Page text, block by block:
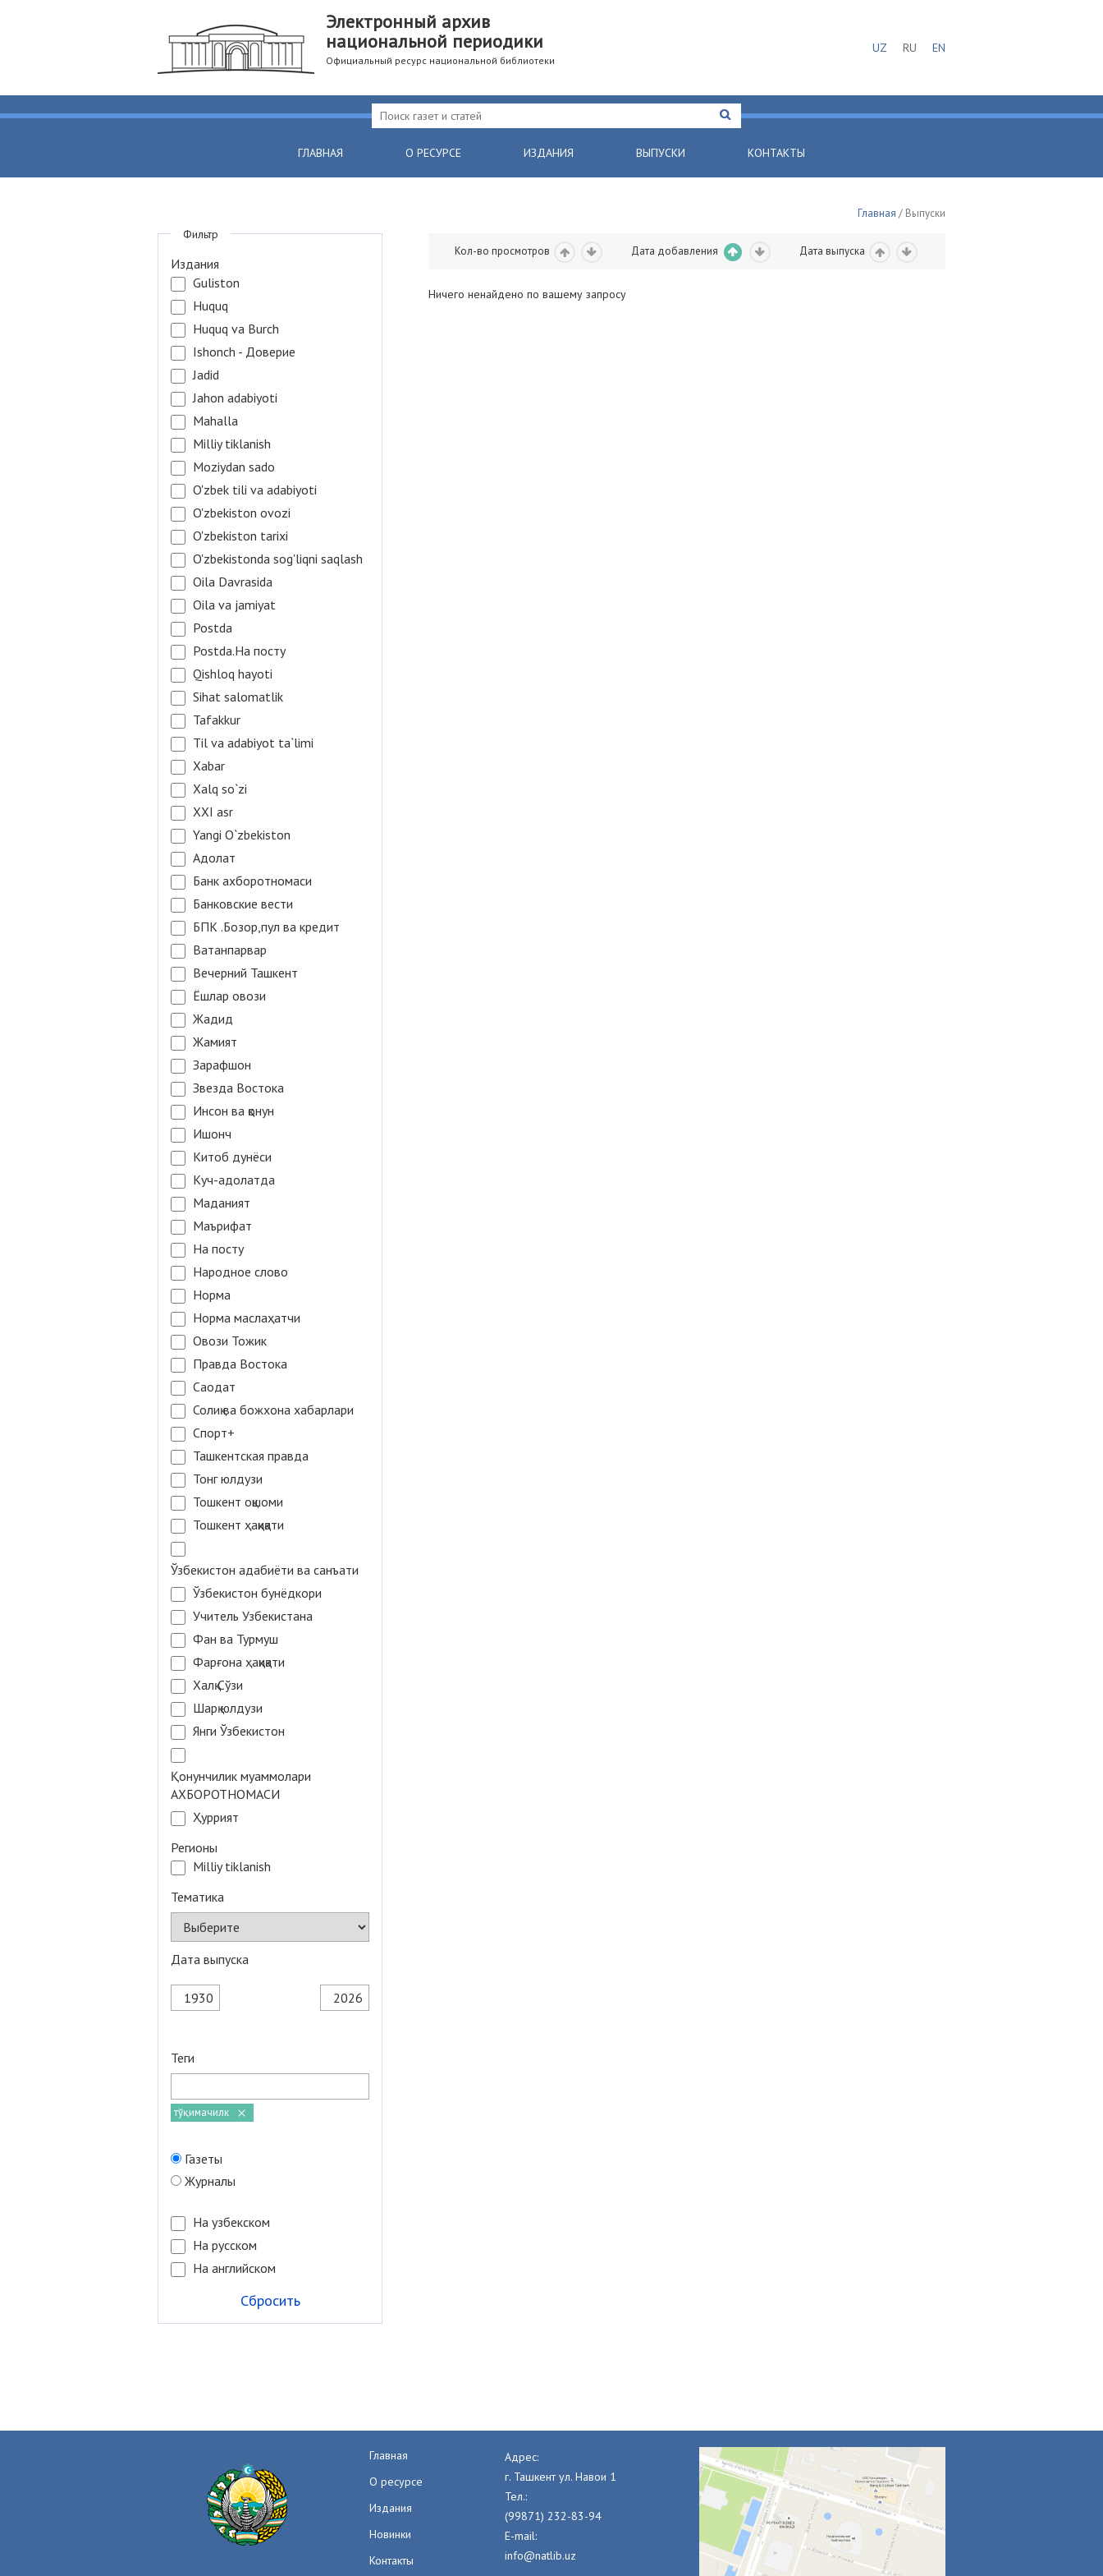
Электронный архив
национальной периодики
Официальный ресурс национальной библиотеки
UZ RU EN
ГЛАВНАЯ О РЕСУРСЕ ИЗДАНИЯ ВЫПУСКИ КОНТАКТЫ
Главная / Выпуски
Кол-во просмотров Дата добавления Дата выпуска
Ничего ненайдено по вашему запросу
Фильтр
Издания
Guliston
Huquq
Huquq va Burch
Ishonch - Доверие
Jadid
Jahon adabiyoti
Mahalla
Milliy tiklanish
Moziydan sado
O'zbek tili va adabiyoti
O'zbekiston ovozi
O'zbekiston tarixi
O'zbekistonda sog'liqni saqlash
Oila Davrasida
Oila va jamiyat
Postda
Postda.На посту
Qishloq hayoti
Sihat salomatlik
Tafakkur
Til va adabiyot ta`limi
Xabar
Xalq so`zi
XXI asr
Yangi O`zbekiston
Адолат
Банк ахборотномаси
Банковские вести
БПК .Бозор,пул ва кредит
Ватанпарвар
Вечерний Ташкент
Ёшлар овози
Жадид
Жамият
Зарафшон
Звезда Востока
Инсон ва қонун
Ишонч
Китоб дунёси
Куч-адолатда
Маданият
Маърифат
На посту
Народное слово
Норма
Норма маслаҳатчи
Овози Тожик
Правда Востока
Саодат
Солиқ ва божхона хабарлари
Спорт+
Ташкентская правда
Тонг юлдузи
Тошкент оқшоми
Тошкент ҳақиқати
Ўзбекистон адабиёти ва санъати
Ўзбекистон бунёдкори
Учитель Узбекистана
Фан ва Турмуш
Фарғона ҳақиқати
Халқ Сўзи
Шарқ юлдузи
Янги Ўзбекистон
Қонунчилик муаммолари
АХБОРОТНОМАСИ
Ҳуррият
Регионы
Milliy tiklanish
Тематика
Дата выпуска
Теги
тўқимачилк
Газеты
Журналы
На узбекском
На русском
На английском
Сбросить
Главная
О ресурсе
Издания
Новинки
Контакты
Адрес:
г. Ташкент ул. Навои 1
Тел.:
(99871) 232-83-94
E-mail:
info@natlib.uz